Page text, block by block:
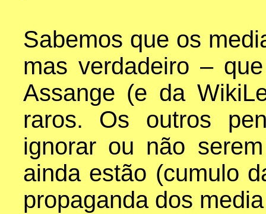
Sabemos que os
mas verdadeiro –
Assange (e da
raros. Os outros
ignorar ou não
ainda estão (cumulo
propaganda dos